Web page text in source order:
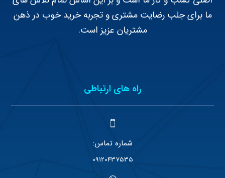
ما برای جلب رضایت مشتری و تجربه خرید خوب در ذهن
مشتریان عزیز است.
راه های ارتباطی
شماره تماس:
09120437535